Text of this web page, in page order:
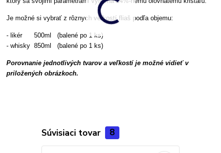
Je možné si vybrať z rôznych veľkostí fliaš podľa objemu:
- likér 500ml (balené po 1 ks)
- whisky 850ml (balené po 1 ks)
Porovnanie jednotlivých tvarov a veľkostí je možné vidieť v
priložených obrázkoch.
Súvisiaci tovar 8